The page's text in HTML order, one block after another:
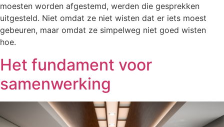
moesten worden afgestemd, werden die gesprekken
uitgesteld. Niet omdat ze niet wisten dat er iets moest
gebeuren, maar omdat ze simpelweg niet goed wisten
hoe.
Het fundament voor
samenwerking